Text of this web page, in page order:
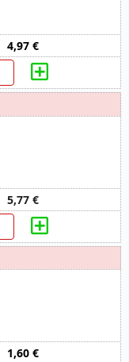
4,97 €
5,77 €
1,60 €